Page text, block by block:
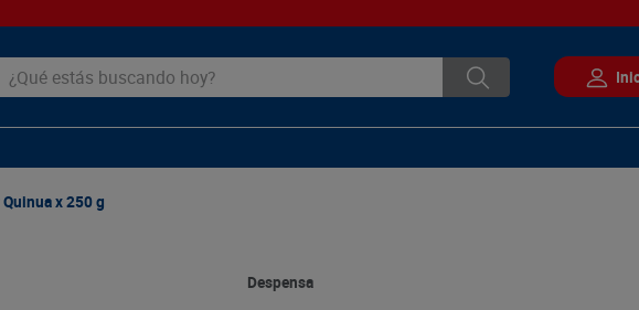
estás buscando hoy?
x 250 g
Despensa